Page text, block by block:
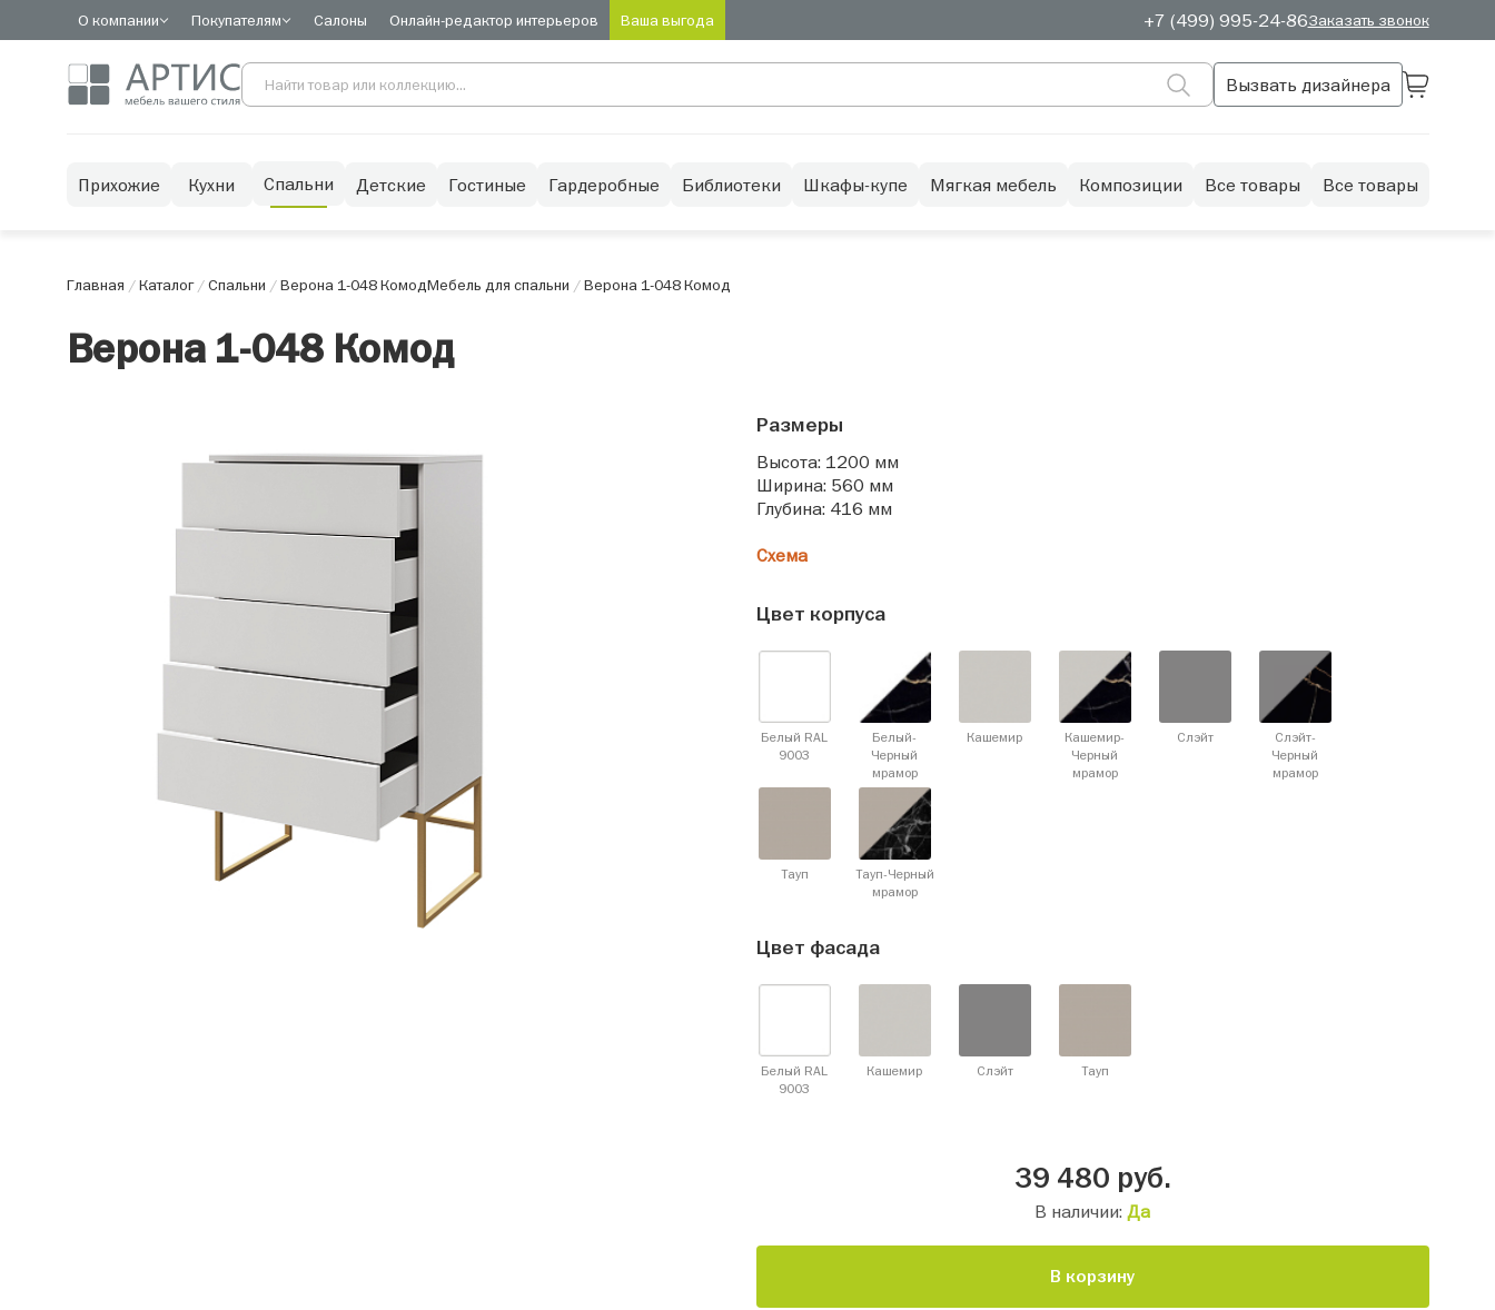
О компании Покупателям Салоны Онлайн-редактор интерьеров Ваша выгода +7 (499) 995-24-86Заказать звонок
Вызвать дизайнера
Прихожие Кухни Спальни Детские Гостиные Гардеробные Библиотеки Шкафы-купе Мягкая мебель Композиции Все товары Все товары
Главная /Каталог/Спальни /Верона 1-048 КомодМебель для спальни /Верона 1-048 Комод
Верона 1-048 Комод
Размеры
Высота: 1200 мм
Ширина: 560 мм
Глубина: 416 мм
Схема
Цвет корпуса
Белый RAL
9003
Белый-
Черный
мрамор
Кашемир
Кашемир-
Черный
мрамор
Слэйт
Слэйт-
Черный
мрамор
Тауп
Тауп-Черный
мрамор
Цвет фасада
Белый RAL
9003
Кашемир Слэйт Тауп
39 480 руб.
В наличии: Да
В корзину